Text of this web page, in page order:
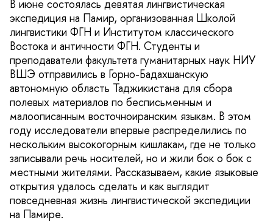
В июне состоялась девятая лингвистическая
экспедиция на Памир, организованная Школой
лингвистики ФГН и Институтом классического
Востока и античности ФГН. Студенты и
преподаватели факультета гуманитарных наук НИУ
ВШЭ отправились в Горно-Бадахшанскую
автономную область Таджикистана для сбора
полевых материалов по бесписьменным и
малоописанным восточноиранским языкам. В этом
году исследователи впервые распределились по
нескольким высокогорным кишлакам, где не только
записывали речь носителей, но и жили бок о бок с
местными жителями. Рассказываем, какие языковые
открытия удалось сделать и как выглядит
повседневная жизнь лингвистической экспедиции
на Памире.